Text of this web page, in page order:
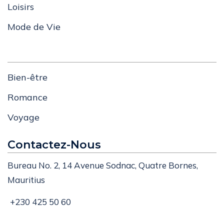
Loisirs
Mode de Vie
Bien-être
Romance
Voyage
Contactez-Nous
Bureau No. 2, 14 Avenue Sodnac, Quatre Bornes,
Mauritius
+230 425 50 60